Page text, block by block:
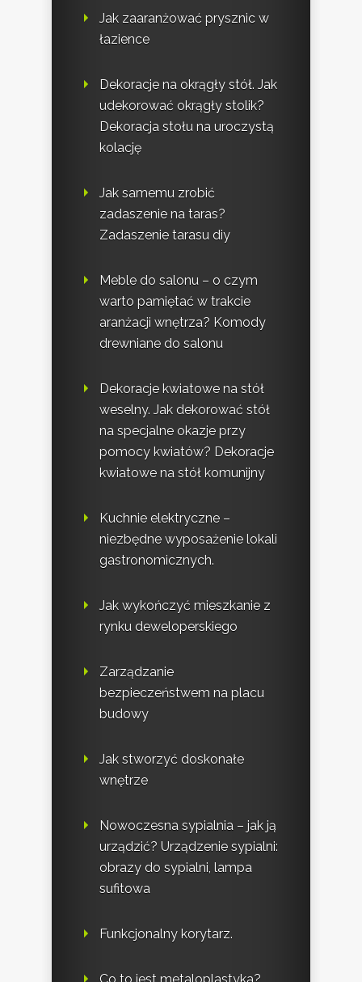
Jak zaaranżować prysznic w
łazience
Dekoracje na okrągły stół. Jak
udekorować okrągły stolik?
Dekoracja stołu na uroczystą
kolację
Jak samemu zrobić
zadaszenie na taras?
Zadaszenie tarasu diy
Meble do salonu – o czym
warto pamiętać w trakcie
aranżacji wnętrza? Komody
drewniane do salonu
Dekoracje kwiatowe na stół
weselny. Jak dekorować stół
na specjalne okazje przy
pomocy kwiatów? Dekoracje
kwiatowe na stół komunijny
Kuchnie elektryczne –
niezbędne wyposażenie lokali
gastronomicznych.
Jak wykończyć mieszkanie z
rynku deweloperskiego
Zarządzanie
bezpieczeństwem na placu
budowy
Jak stworzyć doskonałe
wnętrze
Nowoczesna sypialnia – jak ją
urządzić? Urządzenie sypialni:
obrazy do sypialni, lampa
sufitowa
Funkcjonalny korytarz.